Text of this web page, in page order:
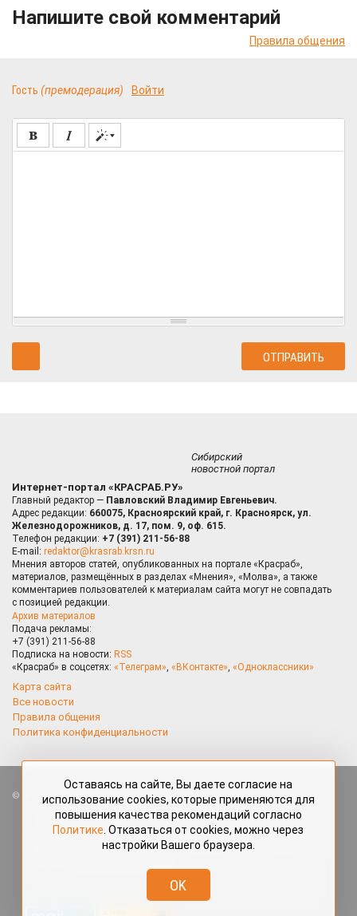
Напишите свой комментарий
Правила общения
Гость (премодерация) Войти
Сибирский
новостной портал
Интернет-портал «КРАСРАБ.РУ»
Главный редактор — Павловский Владимир Евгеньевич.
Адрес редакции: 660075, Красноярский край, г. Красноярск, ул.
Железнодорожников, д. 17, пом. 9, оф. 615.
Телефон редакции: +7 (391) 211-56-88
E-mail: redaktor@krasrab.krsn.ru
Мнения авторов статей, опубликованных на портале «Красраб»,
материалов, размещённых в разделах «Мнения», «Молва», а также
комментариев пользователей к материалам сайта могут не совпадать
с позицией редакции.
Архив материалов
Подача рекламы:
+7 (391) 211-56-88
Подписка на новости: RSS
«Красраб» в соцсетях: «Телеграм», «ВКонтакте», «Одноклассники»
Карта сайта
Все новости
Правила общения
Политика конфиденциальности
Все права защищены. Любые материалы, размещённые на портале
«Красраб.ру» сотрудниками редакции, нештатными авторами
и читателями, являются объектами авторского права. Полное или
частичное использование материалов, размещённых на портале
«Красраб.ру», допускается только с письменного согласия редакции
redaktor@krasrab.krsn.ru.
Оставаясь на сайте, Вы даете согласие на
использование cookies, которые применяются для
повышения качества рекомендаций согласно
Политике . Отказаться от cookies, можно через
настройки Вашего браузера.
OK